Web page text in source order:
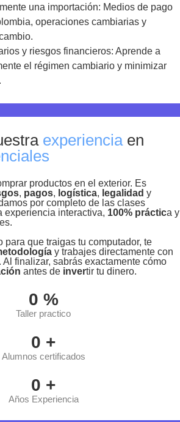
una importación: Medios de pago
operaciones cambiarias y
y riesgos financieros: Aprende a
el régimen cambiario y minimizar
experienciaen
productos en el exterior. Es
, pagos, logística, legalidad y
por completo de las clases
experiencia interactiva, 100% práctica y
para que traigas tu computador, te
y trabajes directamente con
Al finalizar, sabrás exactamente cómo
antes de invertir tu dinero.
0 %
Taller practico
0 +
Alumnos certificados
0 +
Años Experiencia